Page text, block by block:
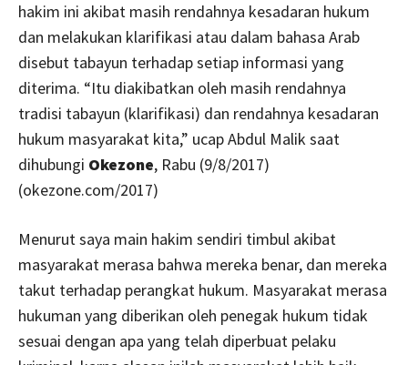
hakim ini akibat masih rendahnya kesadaran hukum
dan melakukan klarifikasi atau dalam bahasa Arab
disebut tabayun terhadap setiap informasi yang
diterima. “Itu diakibatkan oleh masih rendahnya
tradisi tabayun (klarifikasi) dan rendahnya kesadaran
hukum masyarakat kita,” ucap Abdul Malik saat
dihubungi Okezone, Rabu (9/8/2017)
(okezone.com/2017)
Menurut saya main hakim sendiri timbul akibat
masyarakat merasa bahwa mereka benar, dan mereka
takut terhadap perangkat hukum. Masyarakat merasa
hukuman yang diberikan oleh penegak hukum tidak
sesuai dengan apa yang telah diperbuat pelaku